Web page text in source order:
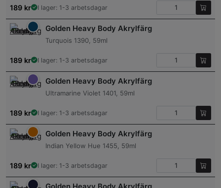
189 kr I lager: 1-3 arbetsdagar
Golden Heavy Body Akrylfärg
Turquois 1390, 59ml
189 kr I lager: 1-3 arbetsdagar
Golden Heavy Body Akrylfärg
Ultramarine Violet 1401, 59ml
189 kr I lager: 1-3 arbetsdagar
Golden Heavy Body Akrylfärg
Indian Yellow Hue 1455, 59ml
189 kr I lager: 1-3 arbetsdagar